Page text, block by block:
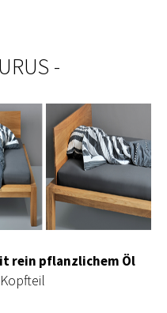
-
rein pflanzlichem Öl